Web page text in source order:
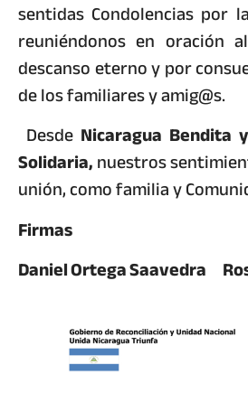
sentidas Condolencias por
reuniéndonos en oración
descanso eterno y por
de los familiares y amig@s.
Desde Nicaragua Bendita
Solidaria,nuestros
unión, como familia y
Firmas
Daniel Ortega Saavedra